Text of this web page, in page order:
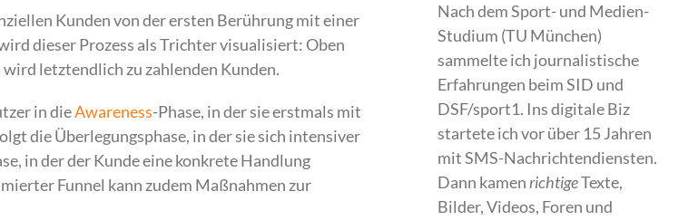
Kunden von der ersten Berührung mit einer
dieser Prozess als Trichter visualisiert: Oben
letztendlich zu zahlenden Kunden.
in dieAwareness-Phase, in der sie erstmals mit
die Überlegungsphase, in der sie sich intensiver
in der der Kunde eine konkrete Handlung
Funnel kann zudem Maßnahmen zur
Nach dem Sport- und Medien-
Studium (TU München)
sammelte ich journalistische
Erfahrungen beim SID und
DSF/sport1. Ins digitale Biz
startete ich vor über 15 Jahren
mit SMS-Nachrichtendiensten.
Dann kamenrichtigeTexte,
Bilder, Videos, Foren und